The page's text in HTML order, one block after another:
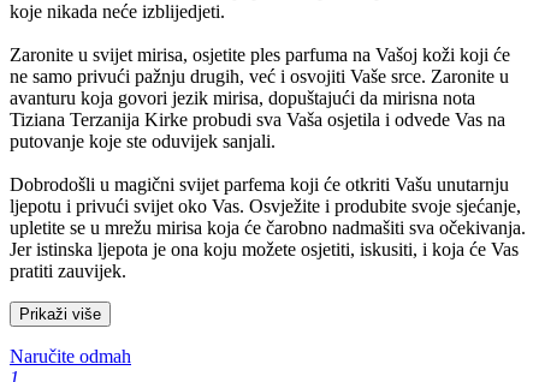
koje nikada neće izblijedjeti.
Zaronite u svijet mirisa, osjetite ples parfuma na Vašoj koži koji će
ne samo privući pažnju drugih, već i osvojiti Vaše srce. Zaronite u
avanturu koja govori jezik mirisa, dopuštajući da mirisna nota
Tiziana Terzanija Kirke probudi sva Vaša osjetila i odvede Vas na
putovanje koje ste oduvijek sanjali.
Dobrodošli u magični svijet parfema koji će otkriti Vašu unutarnju
ljepotu i privući svijet oko Vas. Osvježite i produbite svoje sjećanje,
upletite se u mrežu mirisa koja će čarobno nadmašiti sva očekivanja.
Jer istinska ljepota je ona koju možete osjetiti, iskusiti, i koja će Vas
pratiti zauvijek.
Prikaži više
Naručite odmah
1